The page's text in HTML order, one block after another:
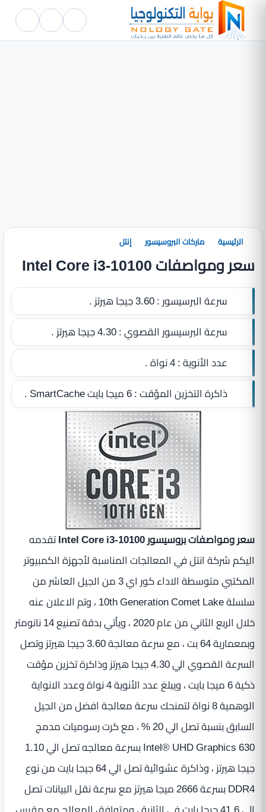
الرئيسية ماركات البروسيسور إنتل
سعر ومواصفات Intel Core i3-10100
سرعة البرسيسور :3.60 جيجا هيرتز .
سرعة البرسيسور القصوي :4.30 جيجا هيرتز .
عدد الأنوية :4 نواة .
ذاكرة التخزين المؤقت :6 ميجا بايت SmartCache .
سعر ومواصفات بروسيسور Intel Core i3-10100
تقدمه
اليكم شركة انتل في المعالجات المناسبة لأجهزة الكمبيوتر
المكتبي متوسطة الاداء كور اي 3 من الجيل العاشر من
سلسلة 10th Generation Comet Lake ، وتم الاعلان عنه
خلال الربع الثاني من عام 2020 ، ويأتي بدقة تصنيع 14 نانومتر
وبمعمارية 64 بت ، مع سرعة معالجة 3.60 جيجا هيرتز وتصل
السرعة القصوي الي 4.30 جيجا هيرتز وذاكرة تخزين مؤقت
ذكية 6 ميجا بايت ، ويبلغ عدد الأنوية 4 نواة وعدد الانواية
الوهمية 8 نواة لتمنحك سرعة معالجة افضل من الجيل
السابق بنسبة تصل الي 20 % ، مع كرت رسوميات مدمج
Intel® UHD Graphics 630 بسرعة معالجه تصل الي 1.10
جيجا هيرتز ، وذاكرة عشوائية تصل الي 64 جيجا بايت من نوع
DDR4 بسرعة 2666 ميجا هيرتز مع سرعة نقل البيانات تصل